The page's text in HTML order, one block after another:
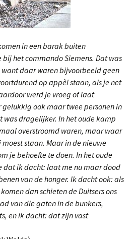
in een barak buiten
het commando Siemens. Dat was
daar waren bijvoorbeeld geen
op appèl staan, als je net
werd je vroeg of laat
ook maar twee personen in
was dragelijker. In het oude kamp
overstroomd waren, maar waar
staan. Maar in de nieuwe
je behoefte te doen. In het oude
dat ik dacht: laat me nu maar dood
van de honger. Ik dacht ook: als
dan schieten de Duitsers ons
van die gaten in de bunkers,
en ik dacht: dat zijn vast